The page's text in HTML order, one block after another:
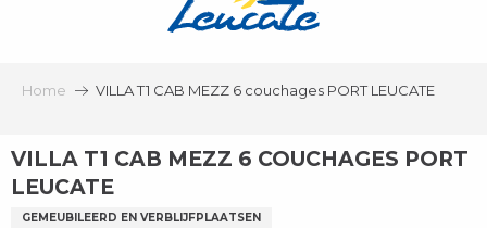
Home VILLA T1 CAB MEZZ 6 couchages PORT LEUCATE
VILLA T1 CAB MEZZ 6 COUCHAGES PORT
LEUCATE
GEMEUBILEERD EN VERBLIJFPLAATSEN